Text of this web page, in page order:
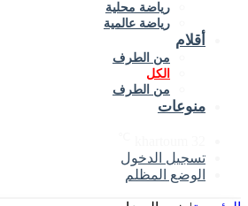
رياضة محلية
رياضة عالمية
أقلام
من الطرف
الكل
من الطرف
منوعات
تسجيل الدخول
الوضع المظلم